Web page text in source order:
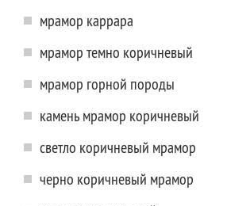
мрамор каррара
мрамор темно коричневый
мрамор горной породы
камень мрамор коричневый
светло коричневый мрамор
черно коричневый мрамор